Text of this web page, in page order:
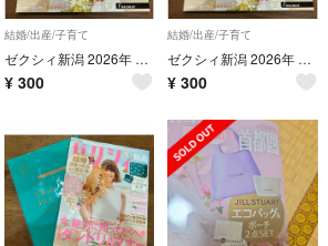
結婚/出産/子育て
ゼクシィ新潟 2026年 09月号 [雑誌] ゼクシィ9月号 ゼクシィ新潟 ゼクシィ 9月号
¥ 300
結婚/出産/子育て
ゼクシィ新潟 2026年 09月号 [雑誌] ゼクシィ9月号 ゼクシィ新潟 ゼクシィ 9月号
¥ 300